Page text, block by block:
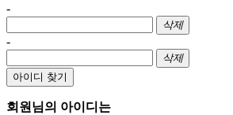
-
삭제
-
삭제
아이디 찾기
회원님의 아이디는